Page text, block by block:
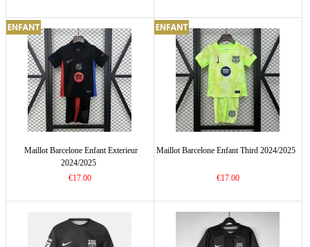
Maillot Barcelone Enfant Exterieur
2024/2025
€17.00
Maillot Barcelone Enfant Third 2024/2025
€17.00